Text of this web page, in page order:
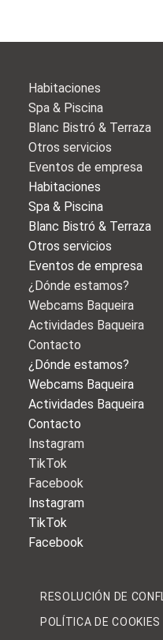
Habitaciones
Spa & Piscina
Blanc Bistró & Terraza
Otros servicios
Eventos de empresa
Habitaciones
Spa & Piscina
Blanc Bistró & Terraza
Otros servicios
Eventos de empresa
¿Dónde estamos?
Webcams Baqueira
Actividades Baqueira
Contacto
¿Dónde estamos?
Webcams Baqueira
Actividades Baqueira
Contacto
Instagram
TikTok
Facebook
Instagram
TikTok
Facebook
RESOLUCIÓN DE
POLÍTICA DE COOKIES